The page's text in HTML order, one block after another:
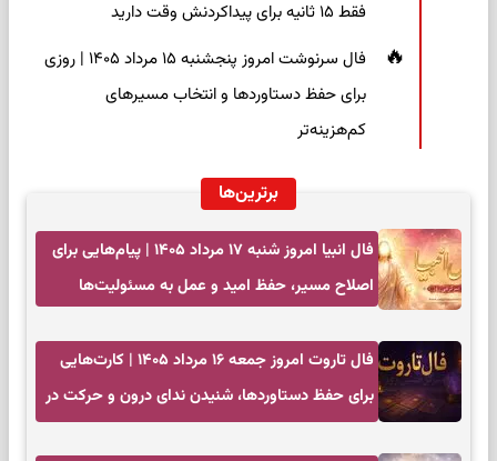
فقط ۱۵ ثانیه برای پیداکردنش وقت دارید
فال سرنوشت امروز پنجشنبه ۱۵ مرداد ۱۴۰۵ | روزی
برای حفظ دستاوردها و انتخاب مسیرهای
کم‌هزینه‌تر
برترین‌ها
فال انبیا امروز شنبه ۱۷ مرداد ۱۴۰۵ | پیام‌هایی برای
اصلاح مسیر، حفظ امید و عمل به مسئولیت‌ها
فال تاروت امروز جمعه ۱۶ مرداد ۱۴۰۵ | کارت‌هایی
برای حفظ دستاوردها، شنیدن ندای درون و حرکت در